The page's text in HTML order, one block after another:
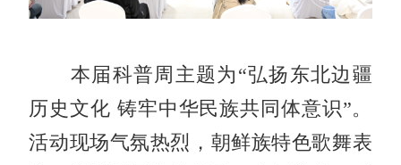
本届科普周主题为“弘扬东北边疆
历史文化 铸牢中华民族共同体意识”。
活动现场气氛热烈，朝鲜族特色歌舞表